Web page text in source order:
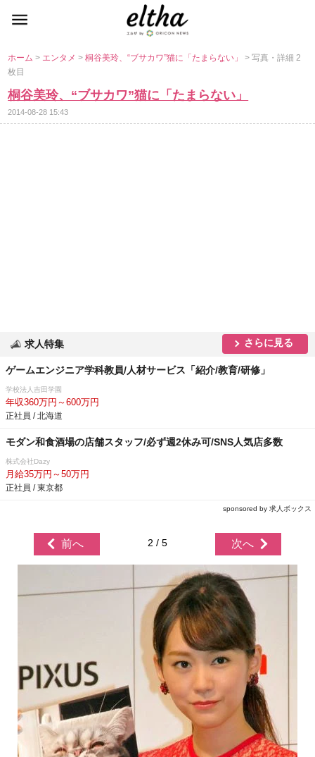
ホーム> エンタメ>桐谷美玲、“ブサカワ”猫に「たまらない」> 写真・詳細 2
枚目
桐谷美玲、“ブサカワ”猫に「たまらない」
2014-08-28 15:43
求人特集 さらに見る
ゲームエンジニア学科教員/人材サービス「紹介/教育/研修」
学校法人吉田学園
年収360万円～600万円
正社員 / 北海道
モダン和食酒場の店舗スタッフ/必ず週2休み可/SNS人気店多数
株式会社Dazy
月給35万円～50万円
正社員 / 東京都
sponsored by 求人ボックス
前へ 2 / 5 次へ